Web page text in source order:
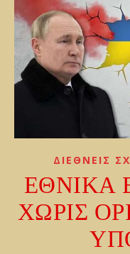
ΔΙΕΘΝΕΙΣ
ΕΘΝΙΚΑ
ΧΩΡΙΣ